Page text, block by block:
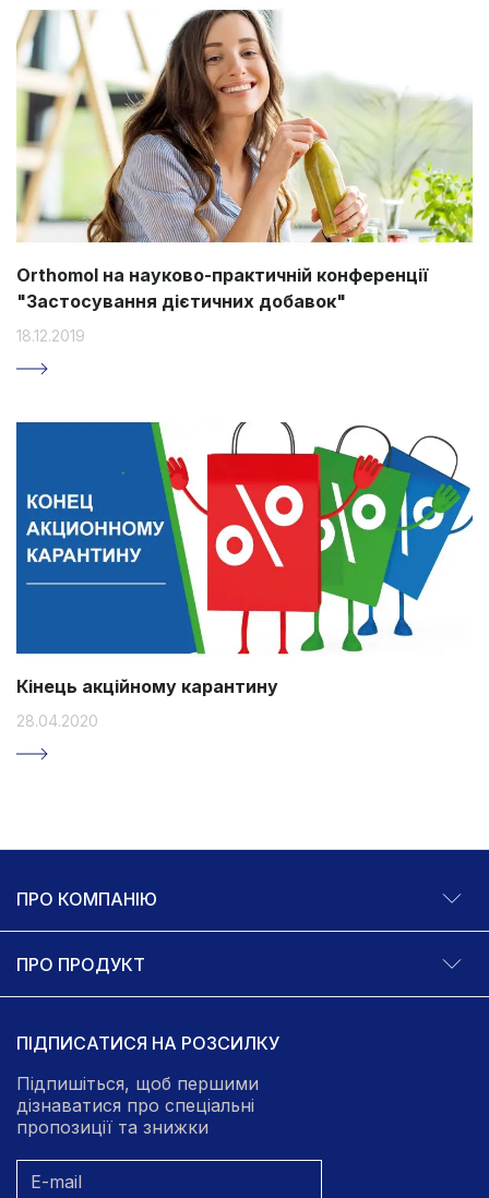
Orthomol на науково-практичній конференції
"Застосування дієтичних добавок"
18.12.2019
Кінець акційному карантину
28.04.2020
ПРО КОМПАНІЮ
ПРО ПРОДУКТ
ПІДПИСАТИСЯ НА РОЗСИЛКУ
Підпишіться, щоб першими
дізнаватися про спеціальні
пропозиції та знижки